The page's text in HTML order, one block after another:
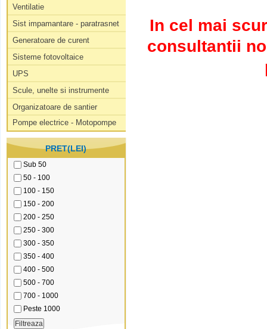
Ventilatie
Sist impamantare - paratrasnet
Generatoare de curent
Sisteme fotovoltaice
UPS
Scule, unelte si instrumente
Organizatoare de santier
Pompe electrice - Motopompe
PRET(LEI)
Sub 50
50 - 100
100 - 150
150 - 200
200 - 250
250 - 300
300 - 350
350 - 400
400 - 500
500 - 700
700 - 1000
Peste 1000
In cel mai
consultantii